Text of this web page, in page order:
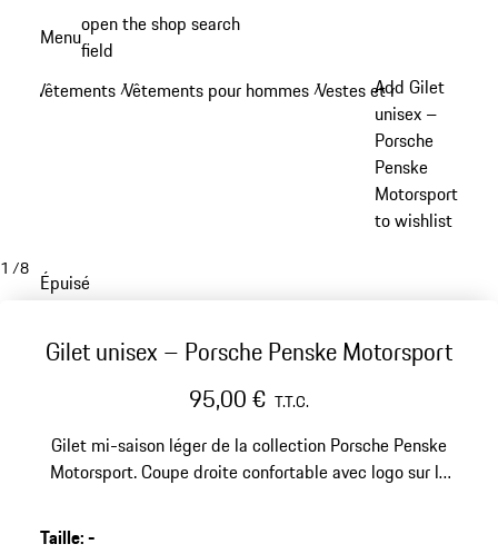
principal
Menuopen the shop search
field
Vêtements /Vêtements pour hommes /Vestes et manteaux
Add Gilet
unisex –
Porsche
Penske
Motorsport
to wishlist
1 /8
Épuisé
Gilet unisex – Porsche Penske Motorsport
95,00 € T.T.C.
Gilet mi-saison léger de la collection Porsche Penske
Motorsport. Coupe droite confortable avec logo sur la
Taille:-